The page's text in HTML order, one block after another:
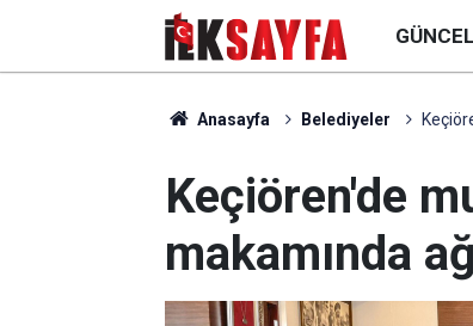
GÜNCEL
Anasayfa Belediyeler
Keçiören'de
makamında